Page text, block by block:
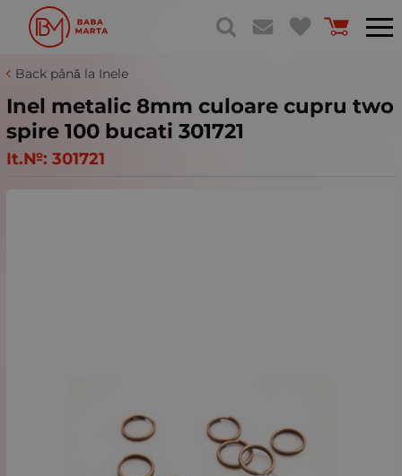
Back până la Inele
Inel metalic 8mm culoare cupru two
spire 100 bucati 301721
It.№: 301721